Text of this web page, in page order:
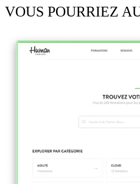
VOUS POURRIEZ